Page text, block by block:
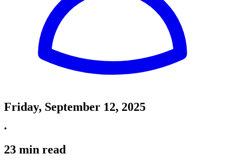
Friday, September 12, 2025
•
23 min read